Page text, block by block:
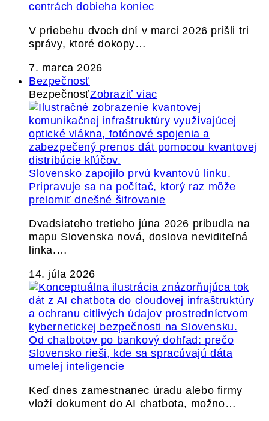
centrách dobieha koniec
V priebehu dvoch dní v marci 2026 prišli tri
správy, ktoré dokopy…
7. marca 2026
Bezpečnosť
BezpečnosťZobraziť viac
Slovensko zapojilo prvú kvantovú linku.
Pripravuje sa na počítač, ktorý raz môže
prelomiť dnešné šifrovanie
Dvadsiateho tretieho júna 2026 pribudla na
mapu Slovenska nová, doslova neviditeľná
linka.…
14. júla 2026
Od chatbotov po bankový dohľad: prečo
Slovensko rieši, kde sa spracúvajú dáta
umelej inteligencie
Keď dnes zamestnanec úradu alebo firmy
vloží dokument do AI chatbota, možno…